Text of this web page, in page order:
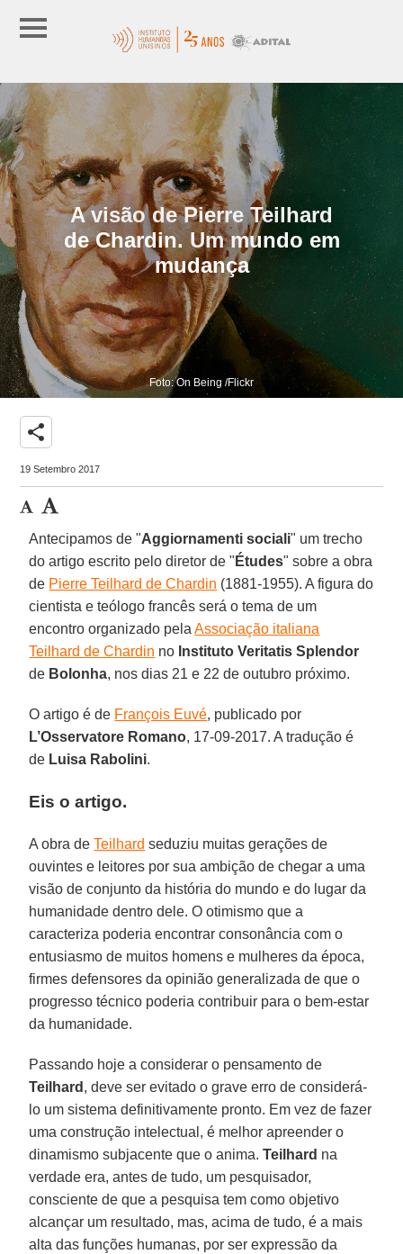
A visão de Pierre Teilhard
de Chardin. Um mundo em
mudança
Foto: On Being /Flickr
share
19 Setembro 2017
Antecipamos de "Aggiornamenti sociali" um trecho
do artigo escrito pelo diretor de " Études" sobre a obra
de Pierre Teilhard de Chardin (1881-1955). A figura do
cientista e teólogo francês será o tema de um
encontro organizado pelaAssociação italiana
Teilhard de Chardin no Instituto Veritatis Splendor
de Bolonha, nos dias 21 e 22 de outubro próximo.
O artigo é de François Euvé, publicado por
L’Osservatore Romano, 17-09-2017. A tradução é
de Luisa Rabolini.
Eis o artigo.
A obra deTeilhard seduziu muitas gerações de
ouvintes e leitores por sua ambição de chegar a uma
visão de conjunto da história do mundo e do lugar da
humanidade dentro dele. O otimismo que a
caracteriza poderia encontrar consonância com o
entusiasmo de muitos homens e mulheres da época,
firmes defensores da opinião generalizada de que o
progresso técnico poderia contribuir para o bem-estar
da humanidade.
Passando hoje a considerar o pensamento de
Teilhard , deve ser evitado o grave erro de considerá-
lo um sistema definitivamente pronto. Em vez de fazer
uma construção intelectual, é melhor apreender o
dinamismo subjacente que o anima.Teilhard na
verdade era, antes de tudo, um pesquisador,
consciente de que a pesquisa tem como objetivo
alcançar um resultado, mas, acima de tudo, é a mais
alta das funções humanas, por ser expressão da